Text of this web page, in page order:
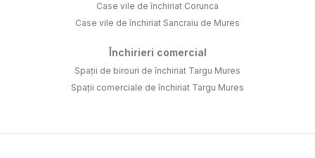
Case vile de închiriat Corunca
Case vile de închiriat Sancraiu de Mures
Închirieri comercial
Spații de birouri de închiriat Targu Mures
Spații comerciale de închiriat Targu Mures